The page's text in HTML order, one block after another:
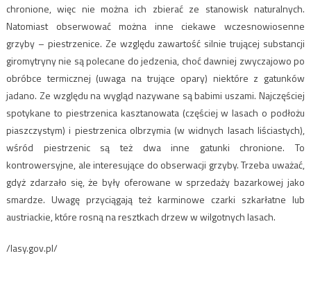
chronione, więc nie można ich zbierać ze stanowisk naturalnych.
Natomiast obserwować można inne ciekawe wczesnowiosenne
grzyby – piestrzenice. Ze względu zawartość silnie trującej substancji
giromytryny nie są polecane do jedzenia, choć dawniej zwyczajowo po
obróbce termicznej (uwaga na trujące opary) niektóre z gatunków
jadano. Ze względu na wygląd nazywane są babimi uszami. Najczęściej
spotykane to piestrzenica kasztanowata (częściej w lasach o podłożu
piaszczystym) i piestrzenica olbrzymia (w widnych lasach liściastych),
wśród piestrzenic są też dwa inne gatunki chronione. To
kontrowersyjne, ale interesujące do obserwacji grzyby. Trzeba uważać,
gdyż zdarzało się, że były oferowane w sprzedaży bazarkowej jako
smardze. Uwagę przyciągają też karminowe czarki szkarłatne lub
austriackie, które rosną na resztkach drzew w wilgotnych lasach.
/lasy.gov.pl/